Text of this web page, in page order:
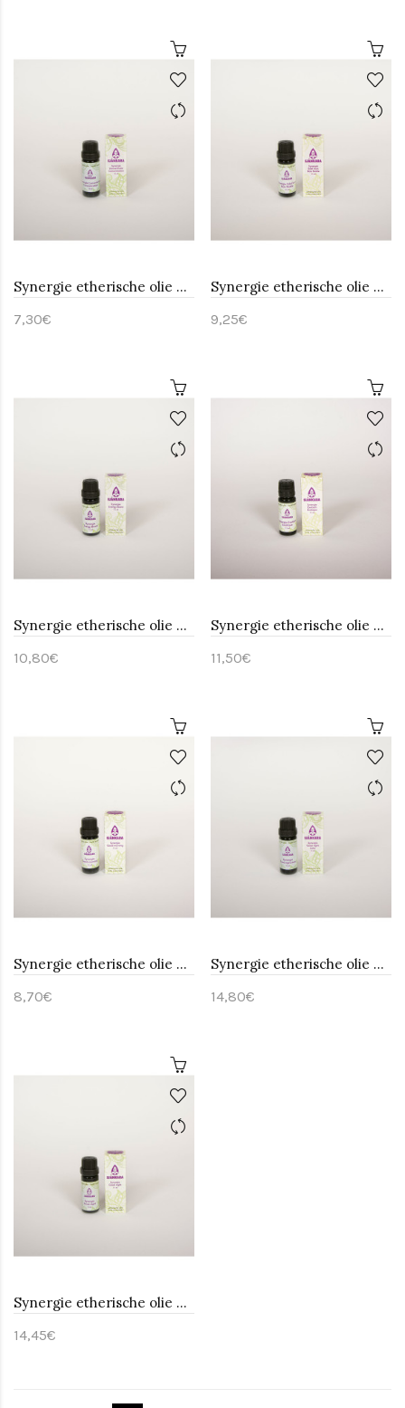
Synergie etherische olie Concentratie-Sjankara 11 ml
7,30€
Synergie etherische olie Edel hout-Sjankara 11 ml
9,25€
Synergie etherische olie Energy boost-Sjankara 11 ml
10,80€
Synergie etherische olie Exotisch-Sjankara 11 ml
11,50€
Synergie etherische olie Good morning-Sjankara 11 ml
8,70€
Synergie etherische olie Good night baby-Sjankara 11 ml
14,80€
Synergie etherische olie Good night-Sjankara 11 ml
14,45€